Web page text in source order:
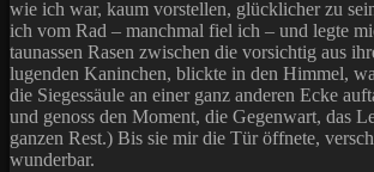
wie ich war, kaum vorstellen, glücklicher zu
ich vom Rad – manchmal fiel ich – und legte
taunassen Rasen zwischen die vorsichtig aus
lugenden Kaninchen, blickte in den Himmel,
die Siegessäule an einer ganz anderen Ecke
und genoss den Moment, die Gegenwart, das
ganzen Rest.) Bis sie mir die Tür öffnete,
wunderbar.